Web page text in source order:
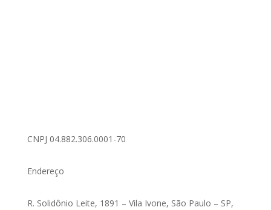
CNPJ 04.882.306.0001-70
Endereço
R. Solidônio Leite, 1891 – Vila Ivone, São Paulo – SP,